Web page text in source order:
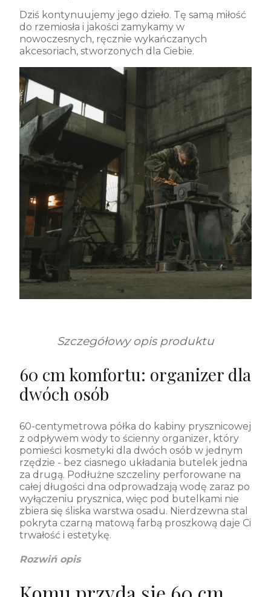
Dziś kontynuujemy jego dzieło. Tę samą miłość
do rzemiosła i jakości zamykamy w
nowoczesnych, ręcznie wykańczanych
akcesoriach, stworzonych dla Ciebie.
Szczegółowy opis produktu
60 cm komfortu: organizer dla
dwóch osób
60-centymetrowa półka do kabiny prysznicowej
z odpływem wody to ścienny organizer, który
pomieści kosmetyki dla dwóch osób w jednym
rzędzie - bez ciasnego układania butelek jedna
za drugą. Podłużne szczeliny perforowane na
całej długości dna odprowadzają wodę zaraz po
wyłączeniu prysznica, więc pod butelkami nie
zbiera się śliska warstwa osadu. Nierdzewna stal
pokryta czarną matową farbą proszkową daje Ci
trwałość i estetykę.
Rozwiń opis